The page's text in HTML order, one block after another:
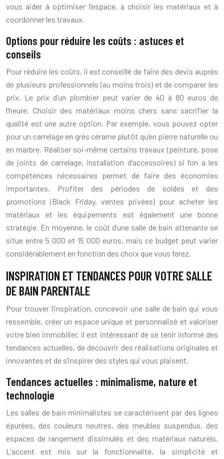
vous aider à optimiser l’espace, à choisir les matériaux et à
coordonner les travaux.
Options pour réduire les coûts : astuces et
conseils
Pour réduire les coûts, il est conseillé de faire des devis auprès
de plusieurs professionnels (au moins trois) et de comparer les
prix. Le prix d’un plombier peut varier de 40 à 80 euros de
l’heure. Choisir des matériaux moins chers sans sacrifier la
qualité est une autre option. Par exemple, vous pouvez opter
pour un carrelage en grès cérame plutôt qu’en pierre naturelle ou
en marbre. Réaliser soi-même certains travaux (peinture, pose
de joints de carrelage, installation d’accessoires) si l’on a les
compétences nécessaires permet de faire des économies
importantes. Profiter des périodes de soldes et des
promotions (Black Friday, ventes privées) pour acheter les
matériaux et les équipements est également une bonne
stratégie. En moyenne, le coût d’une salle de bain attenante se
situe entre 5 000 et 15 000 euros, mais ce budget peut varier
considérablement en fonction des choix que vous ferez.
INSPIRATION ET TENDANCES POUR VOTRE SALLE
DE BAIN PARENTALE
Pour trouver l’inspiration, concevoir une salle de bain qui vous
ressemble, créer un espace unique et personnalisé et valoriser
votre bien immobilier, il est intéressant de se tenir informé des
tendances actuelles, de découvrir des réalisations originales et
innovantes et de s’inspirer des styles qui vous plaisent.
Tendances actuelles : minimalisme, nature et
technologie
Les salles de bain minimalistes se caractérisent par des lignes
épurées, des couleurs neutres, des meubles suspendus, des
espaces de rangement dissimulés et des matériaux naturels.
L’accent est mis sur la fonctionnalité, la simplicité et